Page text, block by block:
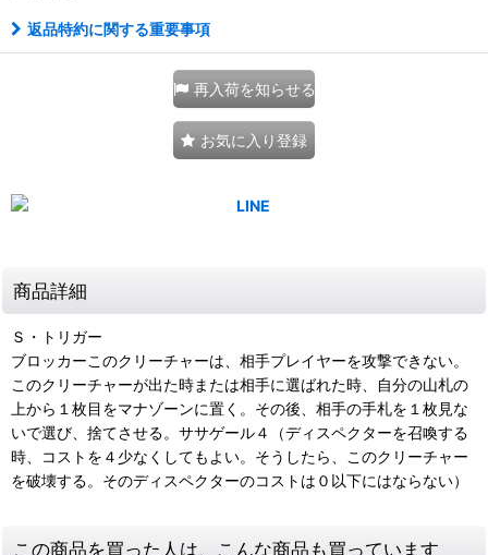
返品特約に関する重要事項
再入荷を知らせる
お気に入り登録
商品詳細
Ｓ・トリガー
ブロッカーこのクリーチャーは、相手プレイヤーを攻撃できない。
このクリーチャーが出た時または相手に選ばれた時、自分の山札の
上から１枚目をマナゾーンに置く。その後、相手の手札を１枚見な
いで選び、捨てさせる。ササゲール４（ディスペクターを召喚する
時、コストを４少なくしてもよい。そうしたら、このクリーチャー
を破壊する。そのディスペクターのコストは０以下にはならない）
この商品を買った人は、こんな商品も買っています